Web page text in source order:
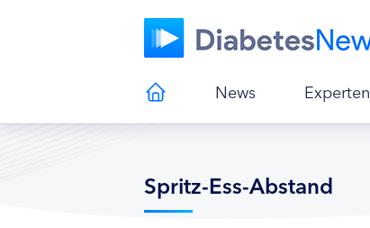
News Experten
Spritz-Ess-Abstand